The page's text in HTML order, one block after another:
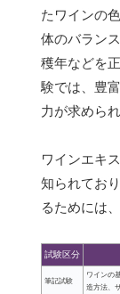
たワインの
体のバラン
穫年などを
験では、豊
力が求められ
ワインエキ
知られており
るためには
試験区分
筆記試験
ワインの
造方法、